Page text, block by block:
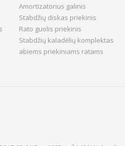
Amortizatorius galinis
Stabdžių diskas priekinis
Rato guolis priekinis
Stabdžių kaladėlių komplektas
abiems priekiniams ratams